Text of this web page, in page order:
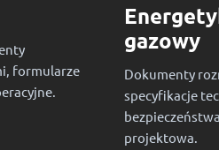
formularze
gazowy
Dokumenty
specyfikacje
projektowa.